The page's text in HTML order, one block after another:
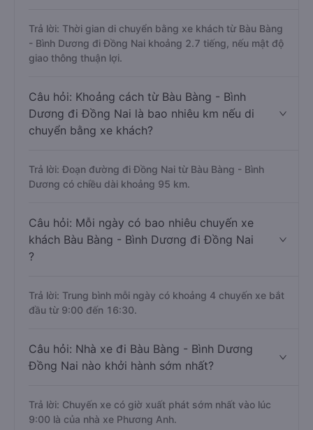
Trả lời: Thời gian di chuyển bằng xe khách từ Bàu Bàng
- Bình Dương đi Đồng Nai khoảng 2.7 tiếng, nếu mật độ
giao thông thuận lợi.
Câu hỏi: Khoảng cách từ Bàu Bàng - Bình
Dương đi Đồng Nai là bao nhiêu km nếu di
chuyển bằng xe khách?
Trả lời: Đoạn đường đi Đồng Nai từ Bàu Bàng - Bình
Dương có chiều dài khoảng 95 km.
Câu hỏi: Mỗi ngày có bao nhiêu chuyến xe
khách Bàu Bàng - Bình Dương đi Đồng Nai
?
Trả lời: Trung bình mỗi ngày có khoảng 4 chuyến xe bắt
đầu từ 9:00 đến 16:30.
Câu hỏi: Nhà xe đi Bàu Bàng - Bình Dương
Đồng Nai nào khởi hành sớm nhất?
Trả lời: Chuyến xe có giờ xuất phát sớm nhất vào lúc
9:00 là của nhà xe Phương Anh.